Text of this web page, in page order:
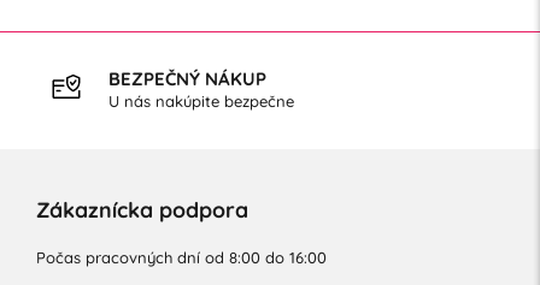
BEZPEČNÝ NÁKUP
U nás nakúpite bezpečne
Zákaznícka podpora
Počas pracovných dní od 8:00 do 16:00